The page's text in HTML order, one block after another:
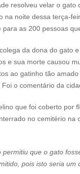
resolveu velar o gato
na noite dessa terça-
as 200 pessoas
da dona do gato
e sua morte causou
ao gatinho tão
o comentário da
que foi coberto por
no cemitério na
permitiu que o gato
pois isto seria um